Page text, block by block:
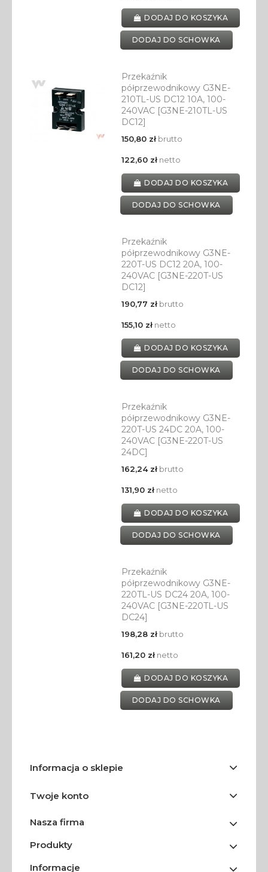
DODAJ DO KOSZYKA
DODAJ DO SCHOWKA
Przekaźnik
półprzewodnikowy G3NE-
210TL-US DC12 10A, 100-
240VAC [G3NE-210TL-US
DC12]
150,80 złbrutto
122,60 złnetto
DODAJ DO KOSZYKA
DODAJ DO SCHOWKA
Przekaźnik
półprzewodnikowy G3NE-
220T-US DC12 20A, 100-
240VAC [G3NE-220T-US
DC12]
190,77 złbrutto
155,10 złnetto
DODAJ DO KOSZYKA
DODAJ DO SCHOWKA
Przekaźnik
półprzewodnikowy G3NE-
220T-US 24DC 20A, 100-
240VAC [G3NE-220T-US
24DC]
162,24 złbrutto
131,90 złnetto
DODAJ DO KOSZYKA
DODAJ DO SCHOWKA
Przekaźnik
półprzewodnikowy G3NE-
220TL-US DC24 20A, 100-
240VAC [G3NE-220TL-US
DC24]
198,28 złbrutto
161,20 złnetto
DODAJ DO KOSZYKA
DODAJ DO SCHOWKA
Informacja o sklepie
Twoje konto
Nasza firma
Produkty
Informacje